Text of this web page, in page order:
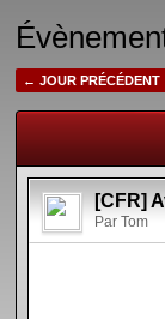
← JOUR PRÉCÉDENT
[CFR]
Par Tom